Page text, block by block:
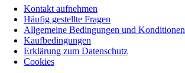
Kontakt aufnehmen
Häufig gestellte Fragen
Allgemeine Bedingungen und Konditionen
Kaufbedingungen
Erklärung zum Datenschutz
Cookies